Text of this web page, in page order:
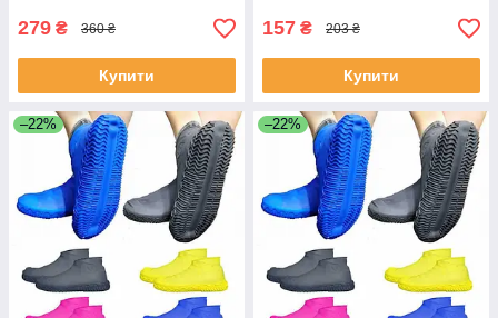
279 ₴ 360 ₴
Купити
157 ₴ 203 ₴
Купити
–22% –22%